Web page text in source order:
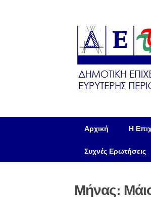
Αρχική Η
Συχνές Ερωτήσεις
Μήνας: